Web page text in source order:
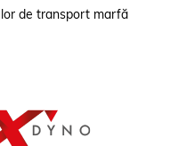
de transport marfă